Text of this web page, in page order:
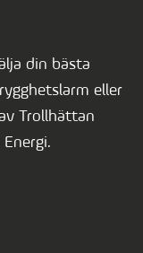
din bästa
eller
Trollhättan